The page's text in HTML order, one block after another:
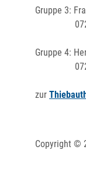
Gruppe 3:
07243/
Gruppe 4:
07243/
zur
Copyright ©